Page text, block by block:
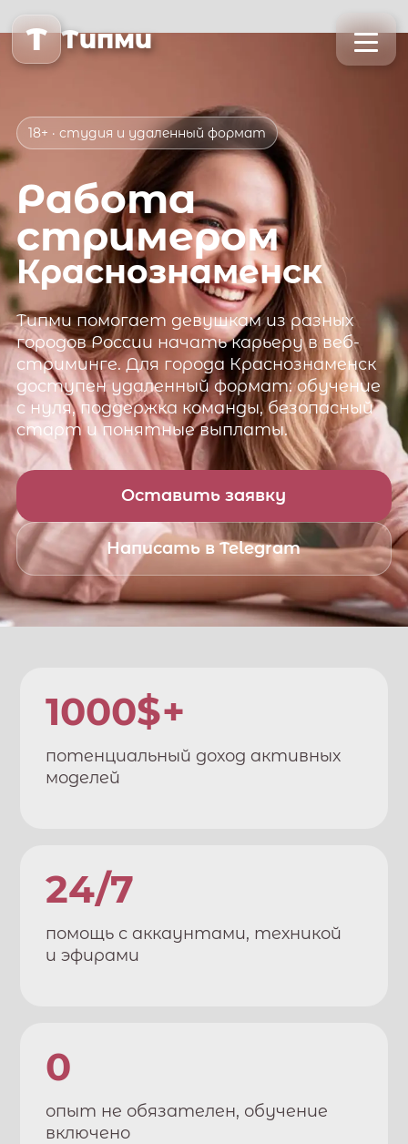
T Типми
18+ · студия и удаленный формат
Работа
стримером
Краснознаменск
Типмипомогает девушкам из разных
городов России начать карьеру в веб-
стриминге. Для города Краснознаменск
доступен удаленный формат: обучение
с нуля, поддержка команды, безопасный
старт и понятные выплаты.
Оставить заявку
Написать в Telegram
1000$+
потенциальный доход активных
моделей
24/7
помощь с аккаунтами, техникой
и эфирами
0
опыт не обязателен, обучение
включено